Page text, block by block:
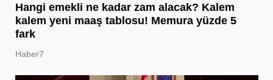
Hangi emekli ne kadar zam alacak? Kalem
kalem yeni maaş tablosu! Memura yüzde 5
fark
Haber7